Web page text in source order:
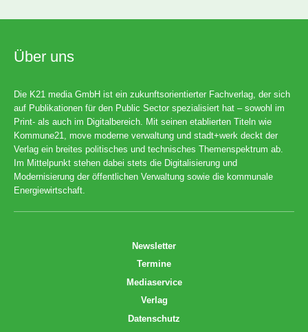
Über uns
Die K21 media GmbH ist ein zukunftsorientierter Fachverlag, der sich
auf Publikationen für den Public Sector spezialisiert hat – sowohl im
Print- als auch im Digitalbereich. Mit seinen etablierten Titeln wie
Kommune21, move moderne verwaltung und stadt+werk deckt der
Verlag ein breites politisches und technisches Themenspektrum ab.
Im Mittelpunkt stehen dabei stets die Digitalisierung und
Modernisierung der öffentlichen Verwaltung sowie die kommunale
Energiewirtschaft.
Newsletter
Termine
Mediaservice
Verlag
Datenschutz